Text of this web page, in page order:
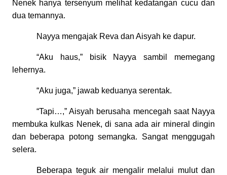
Nenek hanya tersenyum melihat kedatangan cucu dan
dua temannya.
Nayya mengajak Reva dan Aisyah ke dapur.
“Aku haus,” bisik Nayya sambil memegang
lehernya.
“Aku juga,” jawab keduanya serentak.
“Tapi…,” Aisyah berusaha mencegah saat Nayya
membuka kulkas Nenek, di sana ada air mineral dingin
dan beberapa potong semangka. Sangat menggugah
selera.
Beberapa teguk air mengalir melalui mulut dan